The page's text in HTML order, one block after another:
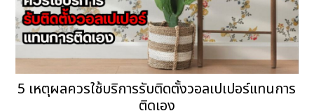
5 เหตุผลควรใช้บริการรับติดตั้งวอลเปเปอร์แทนการ
ติดเอง